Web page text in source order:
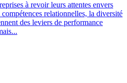
à revoir leurs attentes envers
relationnelles, la diversité
des leviers de performance